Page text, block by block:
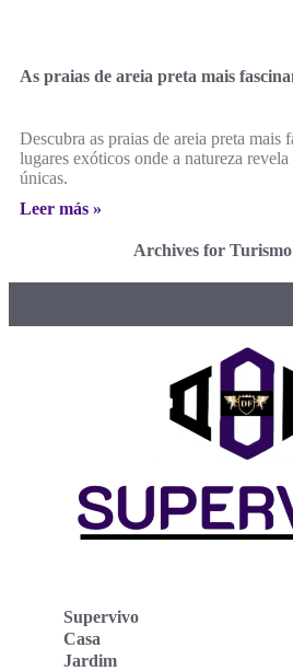
As praias de areia preta mais
Descubra as praias de areia preta mais
lugares exóticos onde a natureza revela
únicas.
Leer más »
Archives for
Supervivo
Casa
Jardim